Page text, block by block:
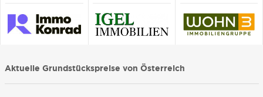
Aktuelle Grundstückspreise von Österreich